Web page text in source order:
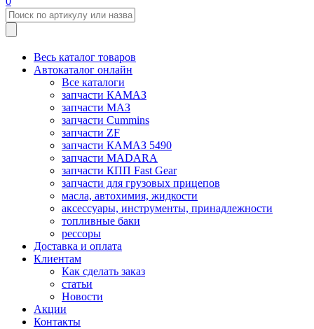
Весь каталог товаров
Автокаталог онлайн
Все каталоги
запчасти КАМАЗ
запчасти МАЗ
запчасти Cummins
запчасти ZF
запчасти КАМАЗ 5490
запчасти MADARA
запчасти КПП Fast Gear
запчасти для грузовых прицепов
масла, автохимия, жидкости
аксессуары, инструменты, принадлежности
топливные баки
рессоры
Доставка и оплата
Клиентам
Как сделать заказ
статьи
Новости
Акции
Контакты